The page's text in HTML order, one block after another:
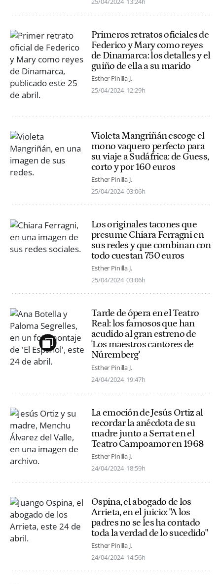
Primeros retratos oficiales de
Federico y Mary como reyes
de Dinamarca: los detalles y el
guiño de ella a su marido
Esther Pinilla J.
25/04/2024 12:29h
Violeta Mangriñán escoge el
mono vaquero perfecto para
su viaje a Sudáfrica: de Guess,
corto y por 160 euros
Esther Pinilla J.
25/04/2024 03:06h
Los originales tacones que
presume Chiara Ferragni en
sus redes y que combinan con
todo cuestan 750 euros
Esther Pinilla J.
25/04/2024 03:06h
Tarde de ópera en el Teatro
Real: los famosos que han
acudido al gran estreno de
'Los maestros cantores de
Núremberg'
Esther Pinilla J.
24/04/2024 19:47h
La emoción de Jesús Ortiz al
recordar la anécdota de su
madre junto a Serrat en el
Teatro Campoamor en 1968
Esther Pinilla J.
24/04/2024 18:59h
Ospina, el abogado de los
Arrieta, en el juicio: "A los
padres no se les ha contado
toda la verdad de lo sucedido"
Esther Pinilla J.
24/04/2024 14:56h